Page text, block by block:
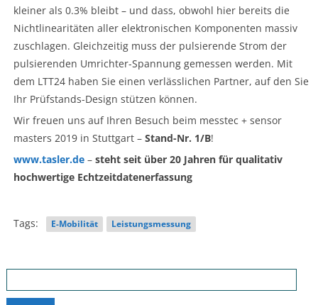
kleiner als 0.3% bleibt – und dass, obwohl hier bereits die
Nichtlinearitäten aller elektronischen Komponenten massiv
zuschlagen. Gleichzeitig muss der pulsierende Strom der
pulsierenden Umrichter-Spannung gemessen werden. Mit
dem LTT24 haben Sie einen verlässlichen Partner, auf den Sie
Ihr Prüfstands-Design stützen können.
Wir freuen uns auf Ihren Besuch beim messtec + sensor
masters 2019 in Stuttgart – Stand-Nr. 1/B!
www.tasler.de– steht seit über 20 Jahren für qualitativ
hochwertige Echtzeitdatenerfassung
Tags: E-Mobilität Leistungsmessung
Search